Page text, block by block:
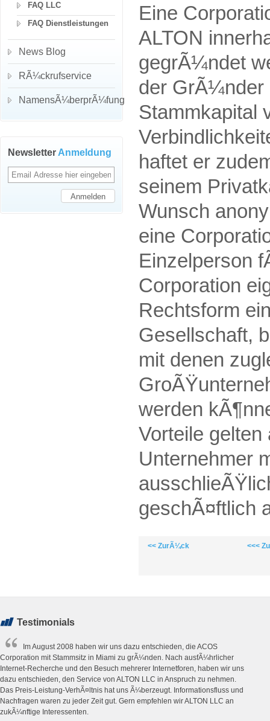
Eine
ALTON
gegrÃ¼ndet
der
Stammkapital
haftet er
seinem
Wunsch
eine
Einzelperson
Corporation
Rechtsform
Gesellschaft,
mit denen
werden
Vorteile
Unternehmer
geschÃ¤ftlich
<< ZurÃ¼ck <<<
FAQ LLC
FAQ Dienstleistungen
News Blog
RÃ¼ckrufservice
NamensÃ¼berprÃ¼fung
Newsletter Anmeldung
Testimonials
Im August 2008 haben wir uns dazu entschieden, die ACOS
Corporation mit Stammsitz in Miami zu grÃ¼nden. Nach ausfÃ¼hrlicher
Internet-Recherche und den Besuch mehrerer Internetforen, haben wir uns
dazu entschieden, den Service von ALTON LLC in Anspruch zu nehmen.
Das Preis-Leistung-VerhÃ¤ltnis hat uns Ã¼berzeugt. Informationsfluss und
Nachfragen waren zu jeder Zeit gut. Gern empfehlen wir ALTON LLC an
zukÃ¼nftige Interessenten.